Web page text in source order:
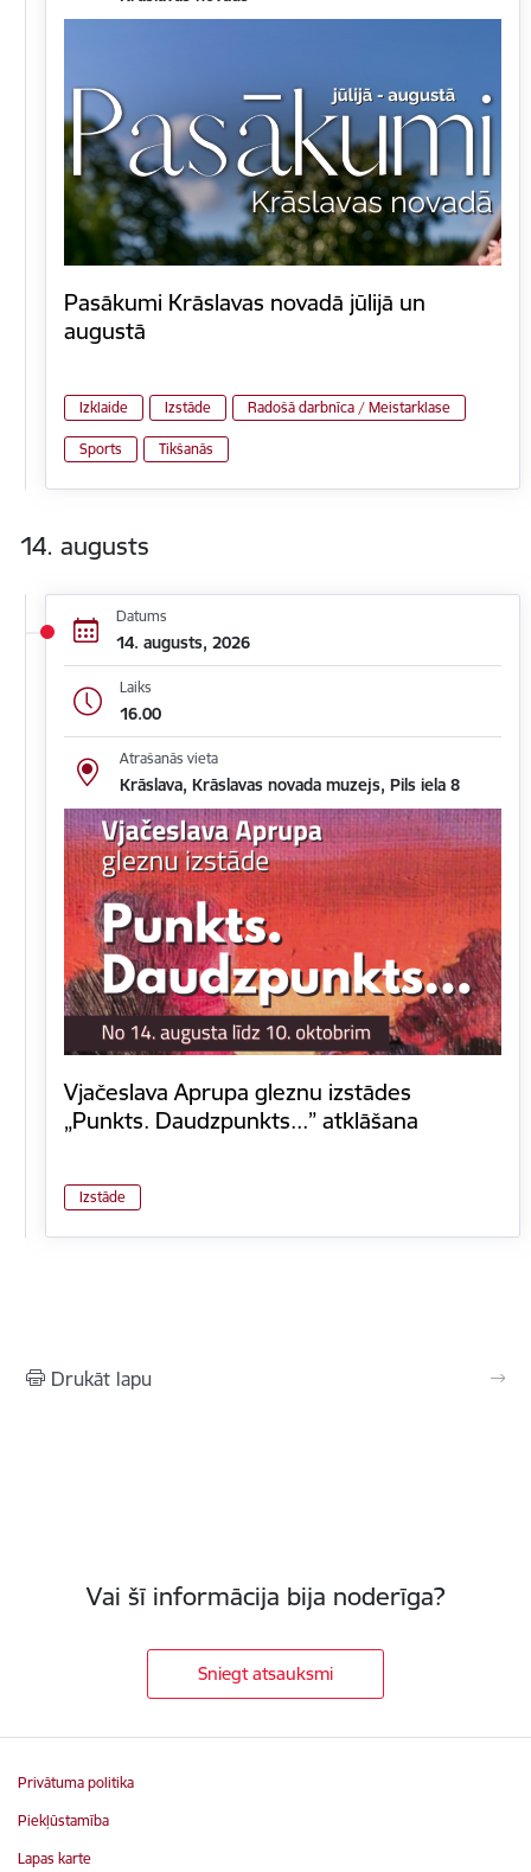
Pasākumi Krāslavas novadā jūlijā un
augustā
Izklaide Izstāde Radošā darbnīca / Meistarklase
Sports Tikšanās
14. augusts
Datums
14. augusts, 2026
Laiks
16.00
Atrašanās vieta
Krāslava, Krāslavas novada muzejs, Pils iela 8
Vjačeslava Aprupa gleznu izstādes
„Punkts. Daudzpunkts...” atklāšana
Izstāde
Drukāt lapu
Vai šī informācija bija noderīga?
Sniegt atsauksmi
Privātuma politika
Piekļūstamība
Lapas karte